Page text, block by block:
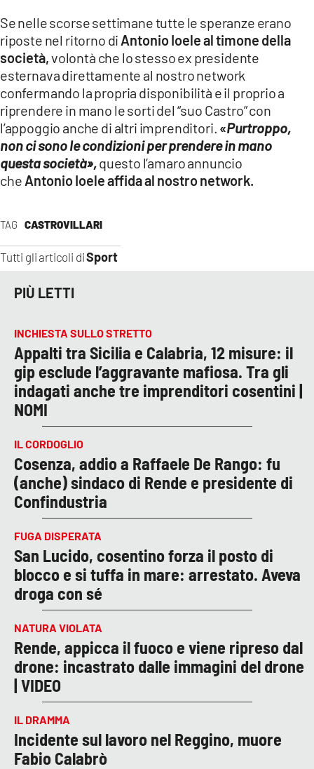
TAG CASTROVILLARI
Tutti gli articoli diSport
Se nelle scorse settimane tutte le speranze erano
riposte nel ritorno di Antonio Ioele al timone della
società,volontà che lo stesso ex presidente
esternava direttamente al nostro network
confermando la propria disponibilità e il proprio a
riprendere in mano le sorti del “suo Castro” con
l’appoggio anche di altri imprenditori. «Purtroppo,
non ci sono le condizioni per prendere in mano
questa società»,questo l’amaro annuncio
che Antonio Ioele affida al nostro network.
PIÙ LETTI
INCHIESTA SULLO STRETTO
Appalti tra Sicilia e Calabria, 12 misure: il
gip esclude l’aggravante mafiosa. Tra gli
indagati anche tre imprenditori cosentini |
NOMI
IL CORDOGLIO
Cosenza, addio a Raffaele De Rango: fu
(anche) sindaco di Rende e presidente di
Confindustria
FUGA DISPERATA
San Lucido, cosentino forza il posto di
blocco e si tuffa in mare: arrestato. Aveva
droga con sé
NATURA VIOLATA
Rende, appicca il fuoco e viene ripreso dal
drone: incastrato dalle immagini del drone
| VIDEO
IL DRAMMA
Incidente sul lavoro nel Reggino, muore
Fabio Calabrò